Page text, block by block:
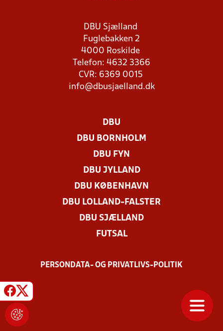
DBU Sjælland
Fuglebakken 2
4000 Roskilde
Telefon: 4632 3366
CVR: 6369 0015
info@dbusjaelland.dk
DBU
DBU BORNHOLM
DBU FYN
DBU JYLLAND
DBU KØBENHAVN
DBU LOLLAND-FALSTER
DBU SJÆLLAND
FUTSAL
PERSONDATA- OG PRIVATLIVS-POLITIK